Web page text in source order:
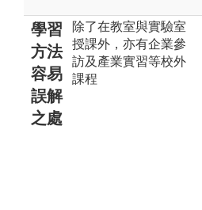
學習
方法
容易
誤解
之處
除了在教室與實驗室
授課外，亦有企業參
訪及產業實習等校外
課程